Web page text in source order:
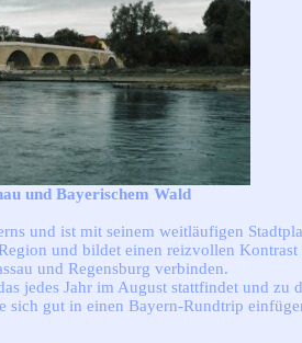
und Bayerischem Wald
und ist mit seinem weitläufigen
und bildet einen reizvollen
und Regensburg verbinden.
jedes Jahr im August stattfindet und
sich gut in einen Bayern-Rundtrip